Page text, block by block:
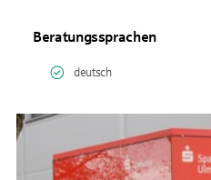
Beratungssprachen
deutsch